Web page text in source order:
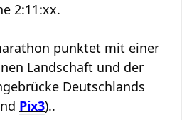
2:11:xx.
punktet mit einer
Landschaft und der
Deutschlands
Pix3)..